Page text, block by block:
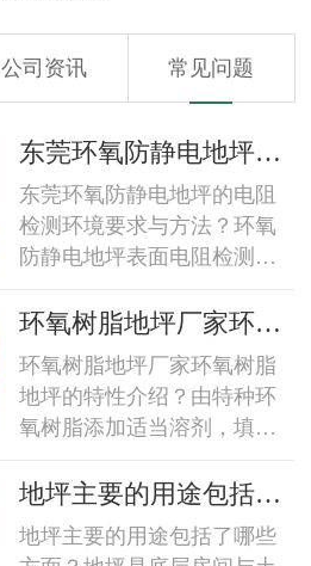
公司资讯 常见问题
东莞环氧防静电地坪的
电阻检测环境要求与方
法？
东莞环氧防静电地坪的电阻
检测环境要求与方法？环氧
防静电地坪表面电阻检测环
度为23±8℃，湿度为50±5%
的环境(保持此环境24小时)下
进行。环氧防静电地坪表面
电阻检测方法环氧防静电地
坪在验收测量前，应用洁净
的纱布将表面擦干净，严重
玷污的应用中性液清洗干
净，然后将室内空调打开，
环氧树脂地坪厂家环氧
树脂地坪的特性介绍？
环氧树脂地坪厂家环氧树脂
地坪的特性介绍？由特种环
氧树脂添加适当溶剂，填
等材料做为主剂，并采用改
性脂肪胺做为固化剂，在常
温条件下所形成的致密的三
地坪主要的用途包括了
哪些方面？
地坪主要的用途包括了哪些